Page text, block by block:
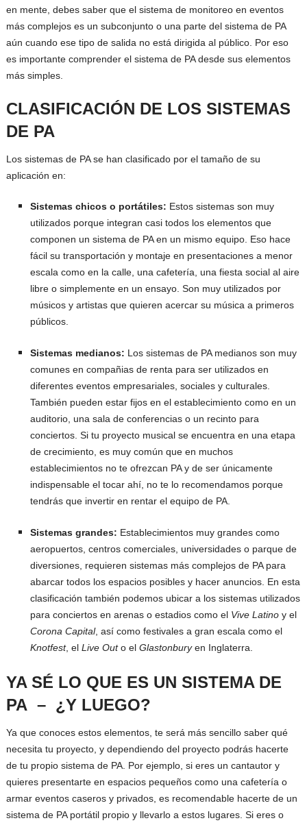
en mente, debes saber que el sistema de monitoreo en eventos
más complejos es un subconjunto o una parte del sistema de PA
aún cuando ese tipo de salida no está dirigida al público. Por eso
es importante comprender el sistema de PA desde sus elementos
más simples.
CLASIFICACIÓN DE LOS SISTEMAS
DE PA
Los sistemas de PA se han clasificado por el tamaño de su
aplicación en:
Sistemas chicos o portátiles: Estos sistemas son muy
utilizados porque integran casi todos los elementos que
componen un sistema de PA en un mismo equipo. Eso hace
fácil su transportación y montaje en presentaciones a menor
escala como en la calle, una cafetería, una fiesta social al aire
libre o simplemente en un ensayo. Son muy utilizados por
músicos y artistas que quieren acercar su música a primeros
públicos.
Sistemas medianos: Los sistemas de PA medianos son muy
comunes en compañias de renta para ser utilizados en
diferentes eventos empresariales, sociales y culturales.
También pueden estar fijos en el establecimiento como en un
auditorio, una sala de conferencias o un recinto para
conciertos. Si tu proyecto musical se encuentra en una etapa
de crecimiento, es muy común que en muchos
establecimientos no te ofrezcan PA y de ser únicamente
indispensable el tocar ahí, no te lo recomendamos porque
tendrás que invertir en rentar el equipo de PA.
Sistemas grandes: Establecimientos muy grandes como
aeropuertos, centros comerciales, universidades o parque de
diversiones, requieren sistemas más complejos de PA para
abarcar todos los espacios posibles y hacer anuncios. En esta
clasificación también podemos ubicar a los sistemas utilizados
para conciertos en arenas o estadios como el Vive Latinoy el
Corona Capital, así como festivales a gran escala como el
Knotfest, el Live Outo el Glastonburyen Inglaterra.
YA SÉ LO QUE ES UN SISTEMA DE
PA – ¿Y LUEGO?
Ya que conoces estos elementos, te será más sencillo saber qué
necesita tu proyecto, y dependiendo del proyecto podrás hacerte
de tu propio sistema de PA. Por ejemplo, si eres un cantautor y
quieres presentarte en espacios pequeños como una cafetería o
armar eventos caseros y privados, es recomendable hacerte de un
sistema de PA portátil propio y llevarlo a estos lugares. Si eres o